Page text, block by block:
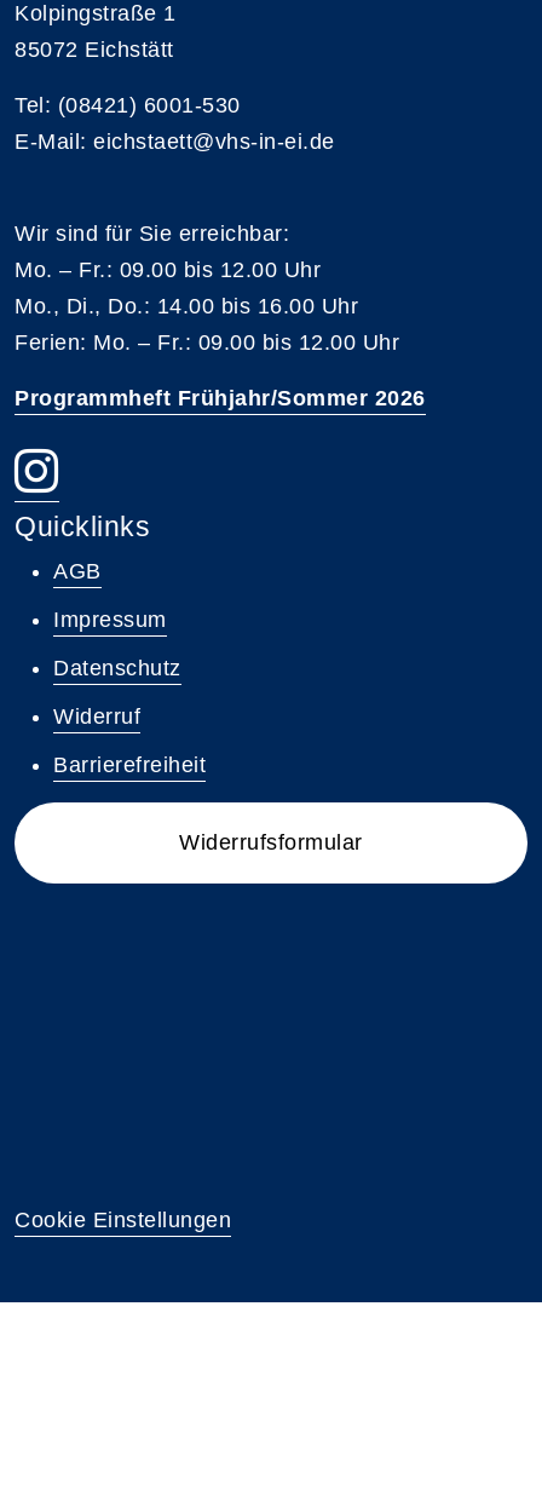
Kolpingstraße 1
85072 Eichstätt
Tel: (08421) 6001-530
E-Mail: eichstaett@vhs-in-ei.de
Wir sind für Sie erreichbar:
Mo. – Fr.: 09.00 bis 12.00 Uhr
Mo., Di., Do.: 14.00 bis 16.00 Uhr
Ferien: Mo. – Fr.: 09.00 bis 12.00 Uhr
Programmheft Frühjahr/Sommer 2026
Quicklinks
AGB
Impressum
Datenschutz
Widerruf
Barrierefreiheit
Widerrufsformular
Cookie Einstellungen